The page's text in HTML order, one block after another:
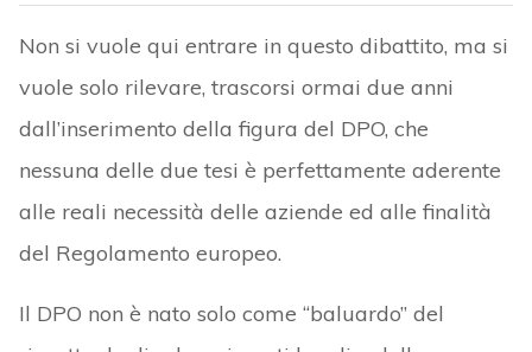
Non si vuole qui entrare in questo dibattito, ma si
vuole solo rilevare, trascorsi ormai due anni
dall’inserimento della figura del DPO, che
nessuna delle due tesi è perfettamente aderente
alle reali necessità delle aziende ed alle finalità
del Regolamento europeo.
Il DPO non è nato solo come “baluardo” del